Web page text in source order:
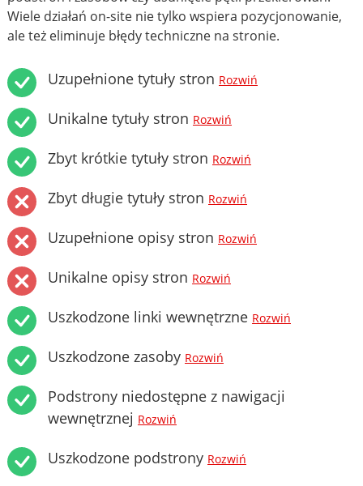
Wiele działań on-site nie tylko wspiera pozycjonowanie,
ale też eliminuje błędy techniczne na stronie.
Uzupełnione tytuły stron Rozwiń
Unikalne tytuły stron Rozwiń
Zbyt krótkie tytuły stron Rozwiń
Zbyt długie tytuły stron Rozwiń
Uzupełnione opisy stron Rozwiń
Unikalne opisy stron Rozwiń
Uszkodzone linki wewnętrzne Rozwiń
Uszkodzone zasoby Rozwiń
Podstrony niedostępne z nawigacji
wewnętrznej Rozwiń
Uszkodzone podstrony Rozwiń